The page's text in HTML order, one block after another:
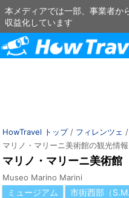
本メディアでは一部、事業者か
収益化しています
HowTravel トップ/ フィレンツェ /
マリノ・マリーニ美術館の観光情
マリノ・マリーニ美術館
Museo Marino Marini
ミュージアム
市街西部（